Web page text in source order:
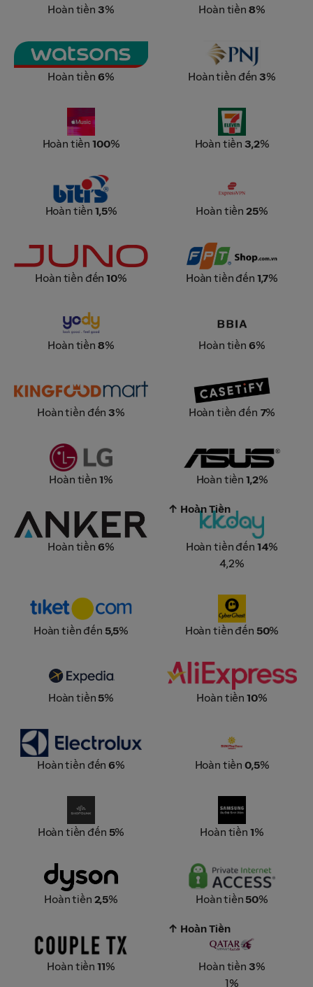
Hoàn tiền 3% Hoàn tiền 8%
Watsons
Hoàn tiền 6% Hoàn tiền đến3%
Apple Music
Hoàn tiền100% Hoàn tiền3,2%
Hoàn tiền1,5% Hoàn tiền 25%
Juno
Hoàn tiền đến10%
FPT Shop
Hoàn tiền đến 1,7%
Hoàn tiền 8% Hoàn tiền 6%
Hoàn tiền đến3% Hoàn tiền đến 7%
Hoàn tiền 1% Hoàn tiền1,2%
Anker
Hoàn tiền 6%
KKday
↑ Hoàn Tiền
Hoàn tiền đến 14%
4,2%
Tiket.com
Hoàn tiền đến 5,5%
Cyber Ghost
Hoàn tiền đến 50%
Hoàn tiền5%
AliExpress
Hoàn tiền 10%
Electrolux
Hoàn tiền đến6% Hoàn tiền0,5%
SHOPDUNK
Hoàn tiền đến 5%
Samsung Education Store
Hoàn tiền 1%
Hoàn tiền 2,5%
Private Internet Access
Hoàn tiền50%
Hoàn tiền 11%
Qatar Airways
↑ Hoàn Tiền
Hoàn tiền 3%
1%